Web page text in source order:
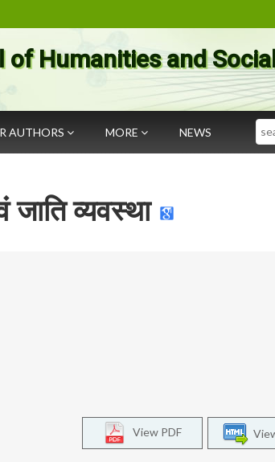
of Humanities and
AUTHORS MORE NEWS
जाति व्यवस्था
View PDF